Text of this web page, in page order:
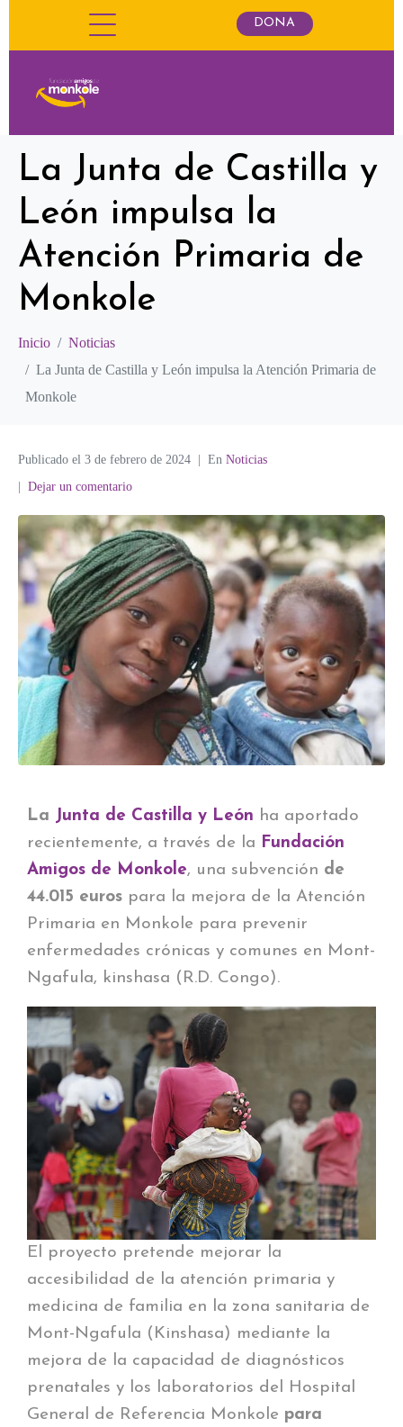
DONA
La Junta de Castilla y
León impulsa la
Atención Primaria de
Monkole
Inicio
Noticias
La Junta de Castilla y León impulsa la Atención Primaria de
Monkole
Publicado el 3 de febrero de 2024 En Noticias
Dejar un comentario
La Junta de Castilla y León ha aportado
recientemente, a través de la Fundación
Amigos de Monkole, una subvención de
44.015 euros para la mejora de la Atención
Primaria en Monkole para prevenir
enfermedades crónicas y comunes en Mont-
Ngafula, kinshasa (R.D. Congo).
El proyecto pretende mejorar la
accesibilidad de la atención primaria y
medicina de familia en la zona sanitaria de
Mont-Ngafula (Kinshasa) mediante la
mejora de la capacidad de diagnósticos
prenatales y los laboratorios del Hospital
General de Referencia Monkole para